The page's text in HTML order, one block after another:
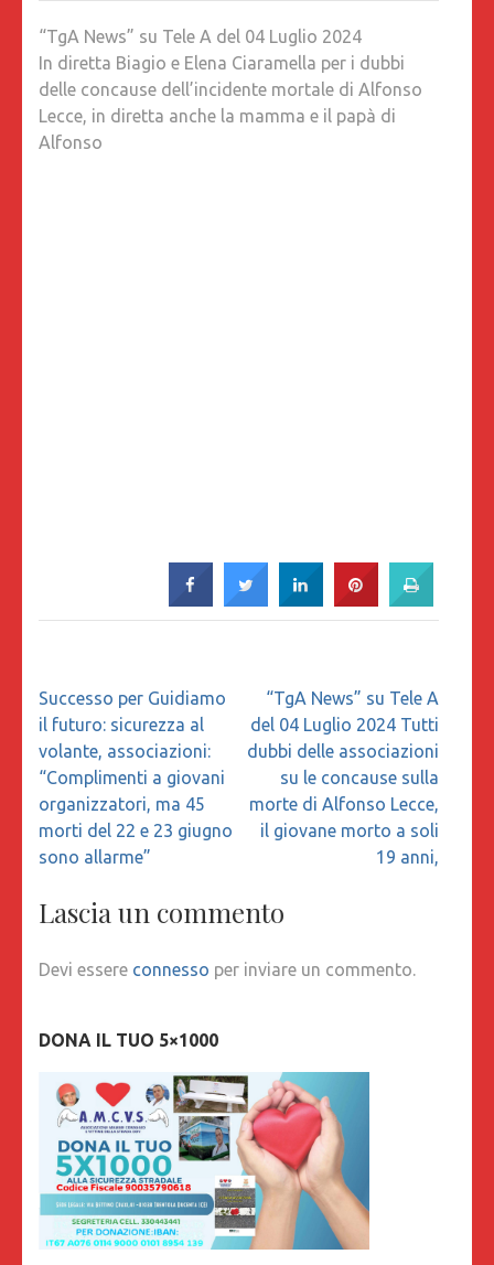
“TgA News” su Tele A del 04 Luglio 2024
In diretta Biagio e Elena Ciaramella per i dubbi
delle concause dell’incidente mortale di Alfonso
Lecce, in diretta anche la mamma e il papà di
Alfonso
Navigazione
articoli
Successo per Guidiamo
il futuro: sicurezza al
volante, associazioni:
“Complimenti a giovani
organizzatori, ma 45
morti del 22 e 23 giugno
sono allarme”
“TgA News” su Tele A
del 04 Luglio 2024 Tutti
dubbi delle associazioni
su le concause sulla
morte di Alfonso Lecce,
il giovane morto a soli
19 anni,
Lascia un commento
Devi essere connesso per inviare un commento.
DONA IL TUO 5×1000